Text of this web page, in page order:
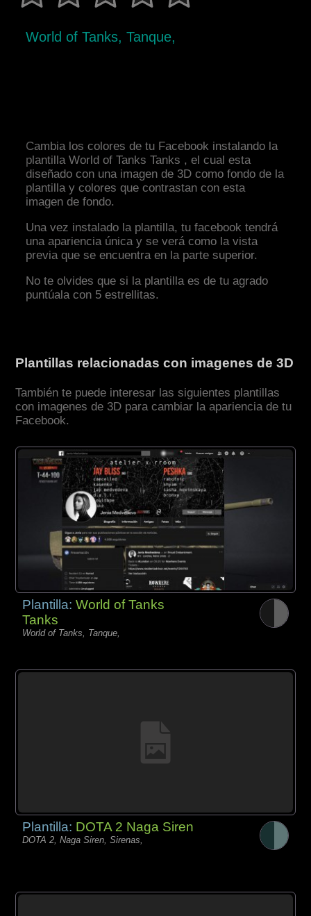
World of Tanks, Tanque,
Cambia los colores de tu Facebook instalando la
plantilla World of Tanks Tanks , el cual esta
diseñado con una imagen de 3D como fondo de la
plantilla y colores que contrastan con esta
imagen de fondo.
Una vez instalado la plantilla, tu facebook tendrá
una apariencia única y se verá como la vista
previa que se encuentra en la parte superior.
No te olvides que si la plantilla es de tu agrado
puntúala con 5 estrellitas.
Plantillas relacionadas con imagenes de 3D
También te puede interesar las siguientes plantillas
con imagenes de 3D para cambiar la apariencia de tu
Facebook.
Plantilla:World of Tanks
Tanks
World of Tanks, Tanque,
Plantilla: DOTA 2 Naga Siren
DOTA 2, Naga Siren, Sirenas,